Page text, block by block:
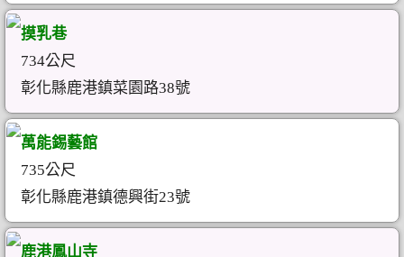
摸乳巷
734公尺
彰化縣鹿港鎮菜園路38號
萬能錫藝館
735公尺
彰化縣鹿港鎮德興街23號
鹿港鳳山寺